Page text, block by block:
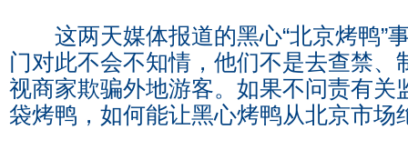
这两天媒体报道的黑心“北京烤鸭”
门对此不会不知情，他们不是去查禁、
视商家欺骗外地游客。如果不问责有关
袋烤鸭，如何能让黑心烤鸭从北京市场